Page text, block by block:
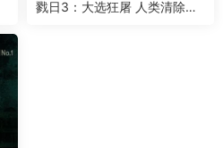
戮日3：大选狂屠 人类清除计